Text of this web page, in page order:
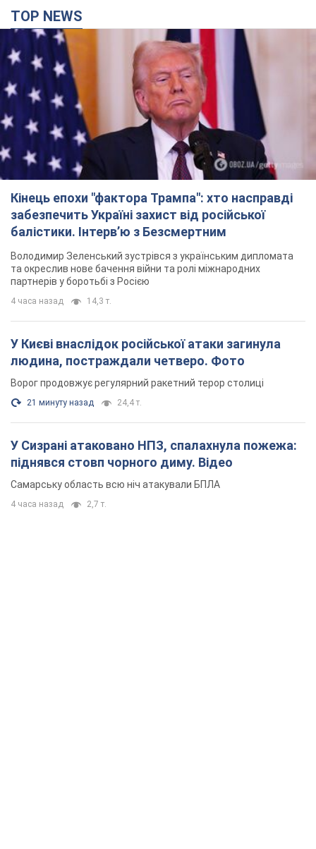
TOP NEWS
Кінець епохи "фактора Трампа": хто насправді
забезпечить Україні захист від російської
балістики. Інтерв’ю з Безсмертним
Володимир Зеленський зустрівся з українським дипломата
та окреслив нове бачення війни та ролі міжнародних
партнерів у боротьбі з Росією
4 часа назад 14,3 т.
У Києві внаслідок російської атаки загинула
людина, постраждали четверо. Фото
Ворог продовжує регулярний ракетний терор столиці
21 минуту назад 24,4 т.
У Сизрані атаковано НПЗ, спалахнула пожежа:
піднявся стовп чорного диму. Відео
Самарську область всю ніч атакували БПЛА
4 часа назад 2,7 т.